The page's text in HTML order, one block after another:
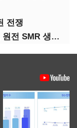
전쟁
(특별기고)AI 신문명 시대의 심장, 원전 SMR 생태계 복원의 마지막 골든타임을 붙잡아라